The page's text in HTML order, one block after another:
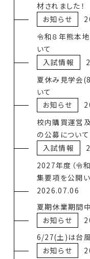
材されました！
お知らせ
令和８年熊本
いて
入試情報
夏休み見学会
いて
お知らせ
校内購買運営
の公募について
入試情報
2027年度（令
集要項を公開い
2026.07.06
夏期休業期間
お知らせ
6/27(土)は台
お知らせ